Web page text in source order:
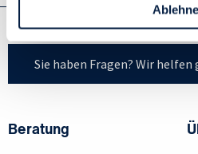
Sie haben Fragen? Wir
Beratung